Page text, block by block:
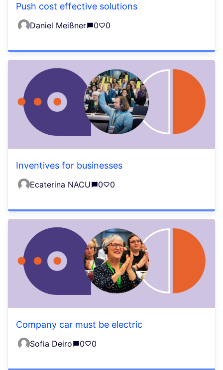
Push cost effective solutions
Daniel Meißner 0 0
Inventives for businesses
Ecaterina NACU 0 0
Company car must be electric
Sofia Deiro 0 0